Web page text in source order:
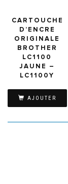
CARTOUCHE
D’ENCRE
ORIGINALE
BROTHER
LC1100
JAUNE –
LC1100Y
AJOUTER